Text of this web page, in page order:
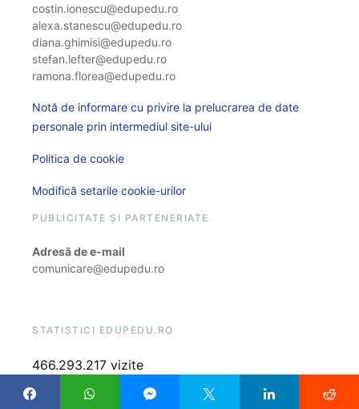
costin.ionescu@edupedu.ro
alexa.stanescu@edupedu.ro
diana.ghimisi@edupedu.ro
stefan.lefter@edupedu.ro
ramona.florea@edupedu.ro
Notă de informare cu privire la prelucrarea de date
personale prin intermediul site-ului
Politica de cookie
Modifică setarile cookie-urilor
PUBLICITATE ȘI PARTENERIATE
Adresă de e-mail
comunicare@edupedu.ro
STATISTICI EDUPEDU.RO
466.293.217 vizite